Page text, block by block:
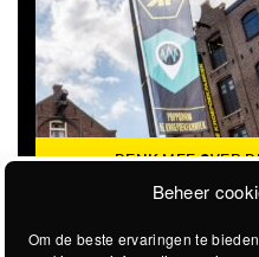
Beheer
Om de beste ervaringen te
DENK MEE OVER